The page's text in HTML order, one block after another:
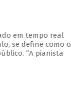
em tempo real
se define como o
“A pianista